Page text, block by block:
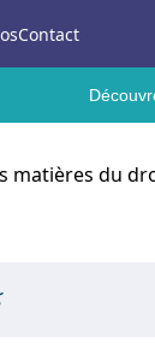
Contact
matières du